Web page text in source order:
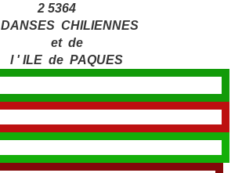
DANSES CHILIENNES
et de
l ' ILE de PAQUES